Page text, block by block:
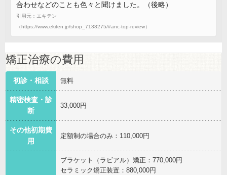
合わせなどのことも色々と聞けました。（後略）
引用元：エキテン
（https://www.ekiten.jp/shop_7138275/#anc-top-review）
矯正治療の費用
初診・相談 無料
精密検査・診
断
33,000円
その他初期費
用
定額制の場合のみ：110,000円
ブラケット（ラビアル）矯正：770,000円
セラミック矯正装置：880,000円